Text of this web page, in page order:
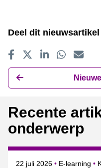
Deel dit nieuwsartikel
Delen op Facebook
TweetDelen op
Delen op
E-
Recente
onderwerp
Gepubliceerd op
22 juli 2026 E-learning